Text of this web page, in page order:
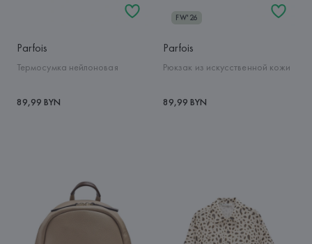
Parfois
Термосумка нейлоновая
89,99 BYN
FW'26
Parfois
Рюкзак из искусственной кожи
89,99 BYN